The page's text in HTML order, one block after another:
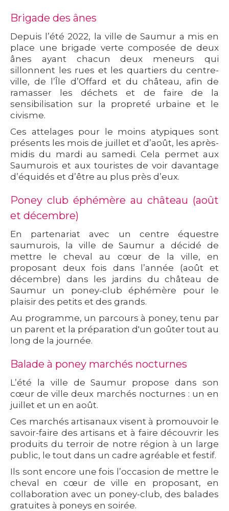
Brigade des ânes
Depuis l’été 2022, la ville de Saumur a mis en
place une brigade verte composée de deux
ânes ayant chacun deux meneurs qui
sillonnent les rues et les quartiers du centre-
ville, de l’Île d’Offard et du château, afin de
ramasser les déchets et de faire de la
sensibilisation sur la propreté urbaine et le
civisme.
Ces attelages pour le moins atypiques sont
présents les mois de juillet et d’août, les après-
midis du mardi au samedi. Cela permet aux
Saumurois et aux touristes de voir davantage
d’équidés et d’être au plus près d’eux.
Poney club éphémère au château (août
et décembre)
En partenariat avec un centre équestre
saumurois, la ville de Saumur a décidé de
mettre le cheval au cœur de la ville, en
proposant deux fois dans l’année (août et
décembre) dans les jardins du château de
Saumur un poney-club éphémère pour le
plaisir des petits et des grands.
Au programme, un parcours à poney, tenu par
un parent et la préparation d'un goûter tout au
long de la journée.
Balade à poney marchés nocturnes
L’été la ville de Saumur propose dans son
cœur de ville deux marchés nocturnes : un en
juillet et un en août.
Ces marchés artisanaux visent à promouvoir le
savoir-faire des artisans et à faire découvrir les
produits du terroir de notre région à un large
public, le tout dans un cadre agréable et festif.
Ils sont encore une fois l’occasion de mettre le
cheval en cœur de ville en proposant, en
collaboration avec un poney-club, des balades
gratuites à poneys en soirée.